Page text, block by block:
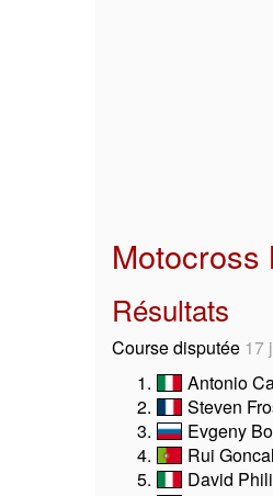
Motocross
Résultats
Course disputée 17
Antonio
Steven
Evgeny
Rui
David